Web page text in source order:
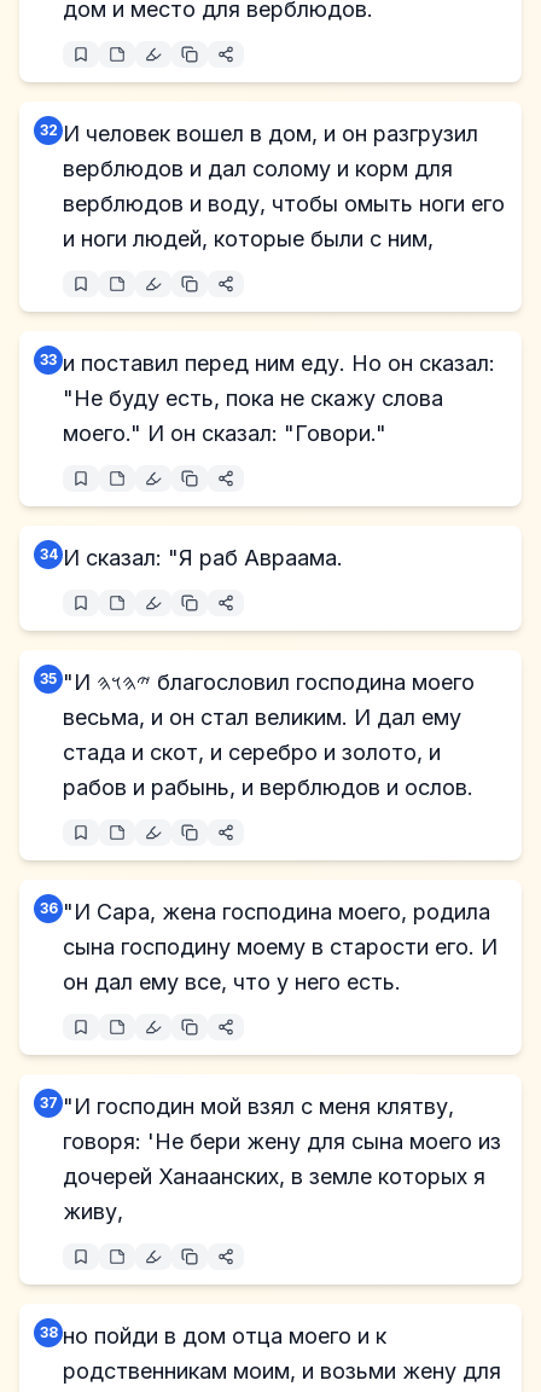
дом и место для верблюдов.
32 И человек вошел в дом, и он разгрузил
верблюдов и дал солому и корм для
верблюдов и воду, чтобы омыть ноги его
и ноги людей, которые были с ним,
33 и поставил перед ним еду. Но он сказал:
"Не буду есть, пока не скажу слова
моего." И он сказал: "Говори."
34 И сказал: "Я раб Авраама.
35 "И 𐤉𐤄𐤅𐤄 благословил господина моего
весьма, и он стал великим. И дал ему
стада и скот, и серебро и золото, и
рабов и рабынь, и верблюдов и ослов.
36 "И Сара, жена господина моего, родила
сына господину моему в старости его. И
он дал ему все, что у него есть.
37 "И господин мой взял с меня клятву,
говоря: 'Не бери жену для сына моего из
дочерей Ханаанских, в земле которых я
живу,
38 но пойди в дом отца моего и к
родственникам моим, и возьми жену для